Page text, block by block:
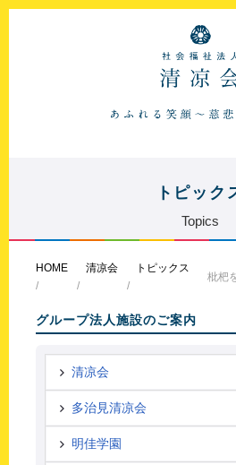
トピック
Topics
HOME 清凉会 トピックス
枇杷
グループ法人施設のご案内
清凉会
多治見清凉会
明佳学園